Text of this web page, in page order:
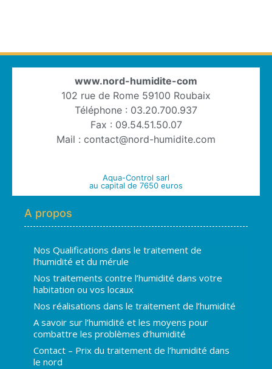
www.nord-humidite-com
102 rue de Rome 59100 Roubaix
Téléphone : 03.20.700.937
Fax : 09.54.51.50.07
Mail : contact@nord-humidite.com
Aqua-Control sarl
au capital de 7650 euros
A propos
Nos Qualifications dans le traitement de
l’humidité et du mérule
Nos traitements contre l’humidité dans votre
habitation ou vos locaux
Nos réalisations dans le traitement de l’humidité
A savoir sur l’humidité et les moyens pour
combattre les problèmes d’humidité
Contact – Prix du traitement de l’humidité dans
le nord